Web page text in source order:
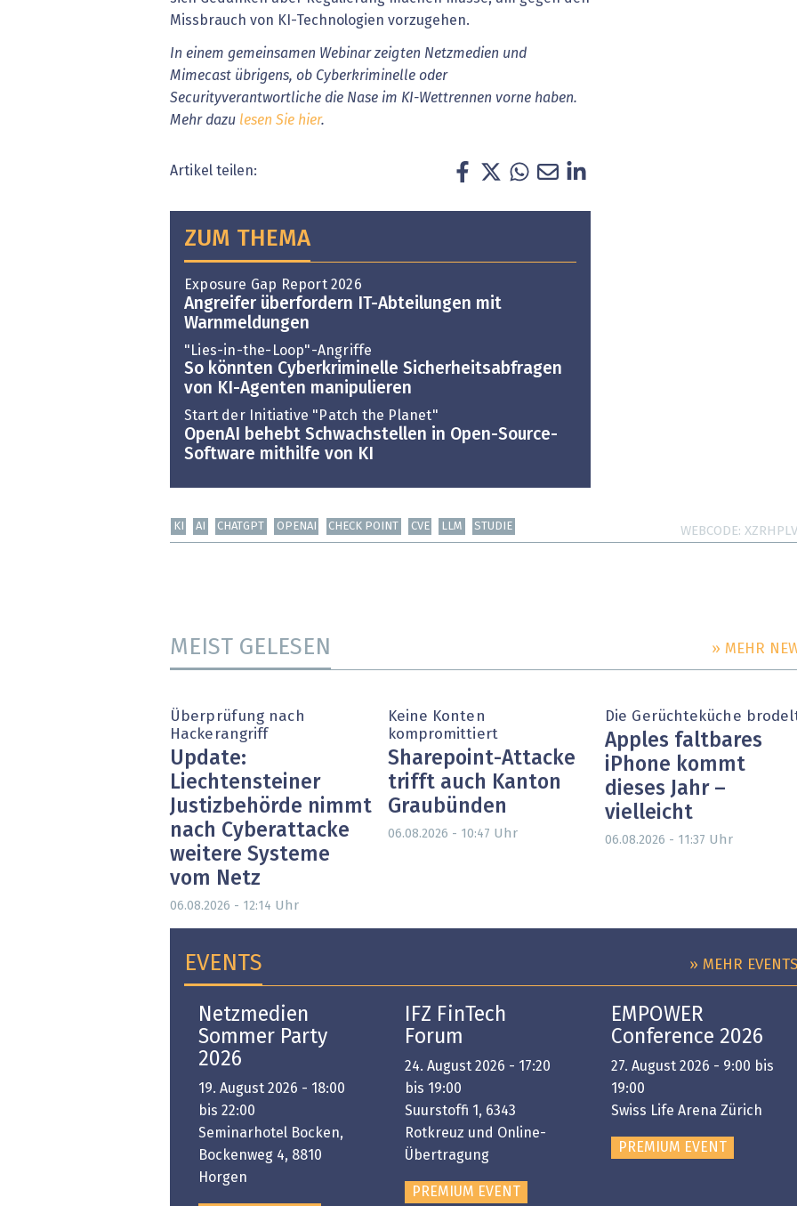
Missbrauch von KI-Technologien vorzugehen.
In einem gemeinsamen Webinar zeigten Netzmedien und
Mimecast übrigens, ob Cyberkriminelle oder
Securityverantwortliche die Nase im KI-Wettrennen vorne haben.
Mehr dazu lesen Sie hier.
Artikel teilen:
ZUM THEMA
Exposure Gap Report 2026
Angreifer überfordern IT-Abteilungen mit
Warnmeldungen
"Lies-in-the-Loop"-Angriffe
So könnten Cyberkriminelle Sicherheitsabfragen
von KI-Agenten manipulieren
Start der Initiative "Patch the Planet"
OpenAI behebt Schwachstellen in Open-Source-
Software mithilfe von KI
KI AI CHATGPT OPENAI CHECK POINT CVE LLM STUDIE WEBCODE
MEIST GELESEN » MEHR
Überprüfung nach
Hackerangriff
Update:
Liechtensteiner
Justizbehörde nimmt
nach Cyberattacke
weitere Systeme
vom Netz
06.08.2026 - 12:14 Uhr
Keine Konten
kompromittiert
Sharepoint-Attacke
trifft auch Kanton
Graubünden
06.08.2026 - 10:47 Uhr
Die Gerüchteküche
Apples faltbares
iPhone kommt
dieses Jahr –
vielleicht
06.08.2026 - 11:37 Uhr
EVENTS » MEHR EVENTS
Netzmedien
Sommer Party
2026
19. August 2026 - 18:00
bis 22:00
Seminarhotel Bocken,
Bockenweg 4, 8810
Horgen
IFZ FinTech
Forum
24. August 2026 - 17:20
bis 19:00
Suurstoffi 1, 6343
Rotkreuz und Online-
Übertragung
PREMIUM EVENT
EMPOWER
Conference 2026
27. August 2026 - 9:00 bis
19:00
Swiss Life Arena Zürich
PREMIUM EVENT